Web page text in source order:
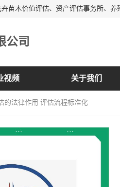
公司
视频 关于我们
的法律作用 评估流程标准化